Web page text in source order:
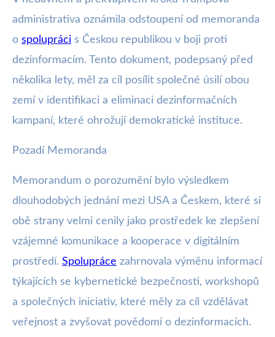
· 3 min čtení · Autor: Kristián Valenta
administrativa oznámila odstoupení od memoranda
o spolupráci s Českou republikou v boji proti
dezinformacím. Tento dokument, podepsaný před
několika lety, měl za cíl posílit společné úsilí obou
zemí v identifikaci a eliminaci dezinformačních
kampaní, které ohrožují demokratické instituce.
Pozadí Memoranda
Memorandum o porozumění bylo výsledkem
dlouhodobých jednání mezi USA a Českem, které si
obě strany velmi cenily jako prostředek ke zlepšení
vzájemné komunikace a kooperace v digitálním
prostředí. Spolupráce zahrnovala výměnu informací
týkajících se kybernetické bezpečnosti, workshopů
a společných iniciativ, které měly za cíl vzdělávat
veřejnost a zvyšovat povědomí o dezinformacích.